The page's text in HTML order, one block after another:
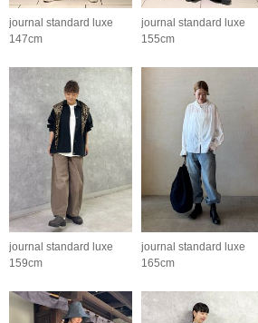
journal standard luxe
147cm
journal standard luxe
155cm
journal standard luxe
159cm
journal standard luxe
165cm